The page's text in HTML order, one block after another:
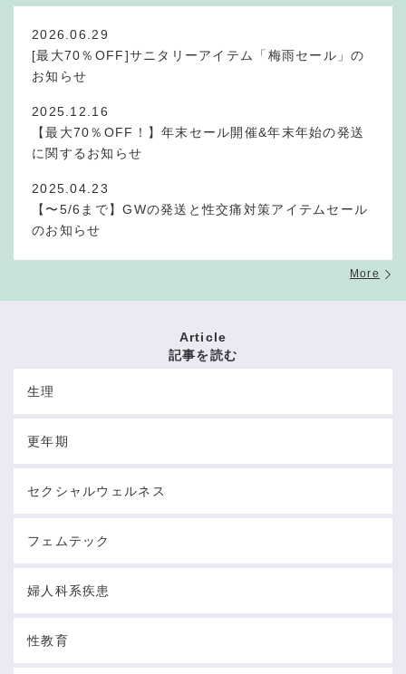
2026.06.29
[最大70％OFF]サニタリーアイテム「梅雨セール」の
お知らせ
2025.12.16
【最大70％OFF！】年末セール開催&年末年始の発送
に関するお知らせ
2025.04.23
【〜5/6まで】GWの発送と性交痛対策アイテムセール
のお知らせ
More
Article
記事を読む
生理
更年期
セクシャルウェルネス
フェムテック
婦人科系疾患
性教育